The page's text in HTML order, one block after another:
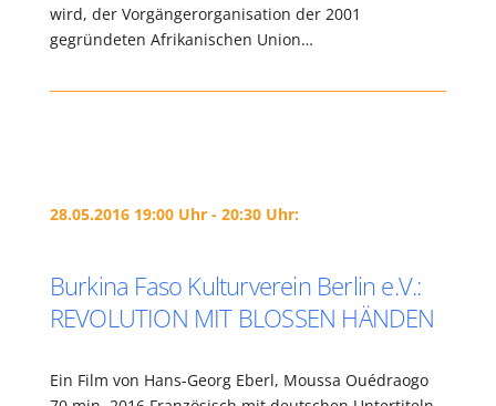
wird, der Vorgängerorganisation der 2001
gegründeten Afrikanischen Union…
28.05.2016 19:00 Uhr - 20:30 Uhr:
Burkina Faso Kulturverein Berlin e.V.:
REVOLUTION MIT BLOSSEN HÄNDEN
Ein Film von Hans-Georg Eberl, Moussa Ouédraogo